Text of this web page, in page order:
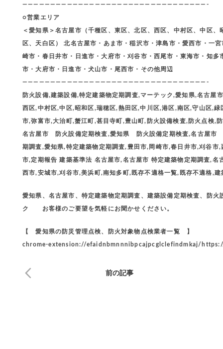
—————————————————————————————————-
○営業エリア
＜愛知県＞名古屋市（千種区、東区、北区、西区、中村区、中区
区、天白区） 北名古屋市・あま市・稲沢市・津島市・愛西市・一
崎市・春日井市・日進市・大府市・刈谷市・西尾市・東海市・知
市・大府市・日進市・犬山市・尾西市・その他周辺
—————————————————————————————————-
防火設備,建築設備,特定建築物定期調査,マーテック,愛知県,名古
西区,中村区,中区,昭和区,瑞穂区,熱田区,中川区,港区,南区,守山区,
市,弥富市,大治町,蟹江町,甚目寺町,豊山町,防火設備検査,防火点検,
名古屋市 防火設備定期検査,愛知県 防火設備定期検査,名古屋
期調査,愛知県,特定建築物定期調査,豊田市,岡崎市,春日井市,刈谷
市,定期報告 建築基準法 名古屋市,名古屋市 特定建築物定期調査,
西市,安城市,刈谷市,美浜町,南知多町,既存不適格一覧,既存不適格,
愛知県、名古屋市、特定建築物定期調査、建築設備定期検査、防
ク お客様のご要望を気軽にお聞かせください。
【 愛知県の防災管理点検、防火対象物点検業者一覧 】
chrome-extension://efaidnbmnnnibpcajpcglclefindmkaj/
前の記事